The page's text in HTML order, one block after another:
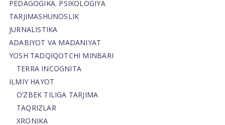
PEDAGOGIKA. PSIXOLOGIYA
TARJIMASHUNOSLIK
JURNALISTIKA
ADABIYOT VA MADANIYAT
YOSH TADQIQOTCHI MINBARI
TERRA INCOGNITA
ILMIY HAYOT
O’ZBEK TILIGA TARJIMA
TAQRIZLAR
XRONIKA